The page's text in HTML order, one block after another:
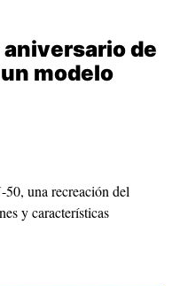
de
modelo
una recreación del
y características